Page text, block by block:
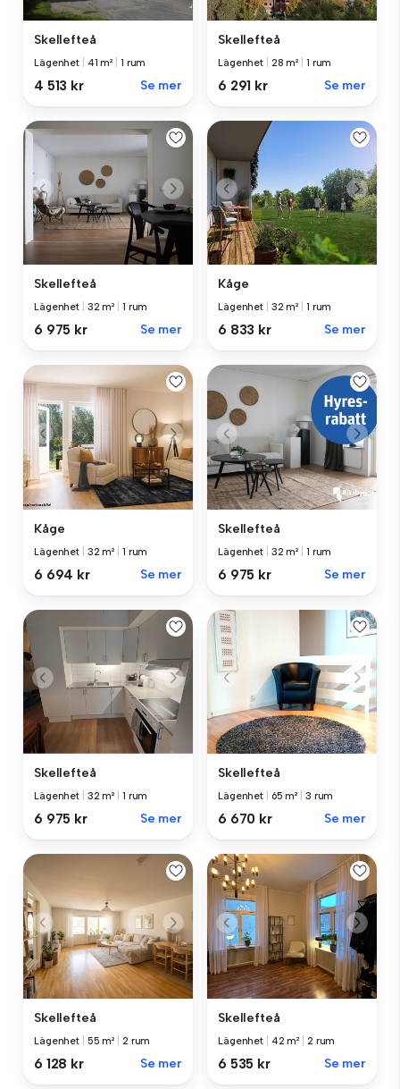
Skellefteå
Lägenhet 41 m² 1 rum
4 513 kr Se mer
Skellefteå
Lägenhet 28 m² 1 rum
6 291 kr Se mer
Skellefteå
Lägenhet 32 m² 1 rum
6 975 kr Se mer
Kåge
Lägenhet 32 m² 1 rum
6 833 kr Se mer
Kåge
Lägenhet 32 m² 1 rum
6 694 kr Se mer
Skellefteå
Lägenhet 32 m² 1 rum
6 975 kr Se mer
Skellefteå
Lägenhet 32 m² 1 rum
6 975 kr Se mer
Skellefteå
Lägenhet 65 m² 3 rum
6 670 kr Se mer
Skellefteå
Lägenhet 55 m² 2 rum
6 128 kr Se mer
Skellefteå
Lägenhet 42 m² 2 rum
6 535 kr Se mer